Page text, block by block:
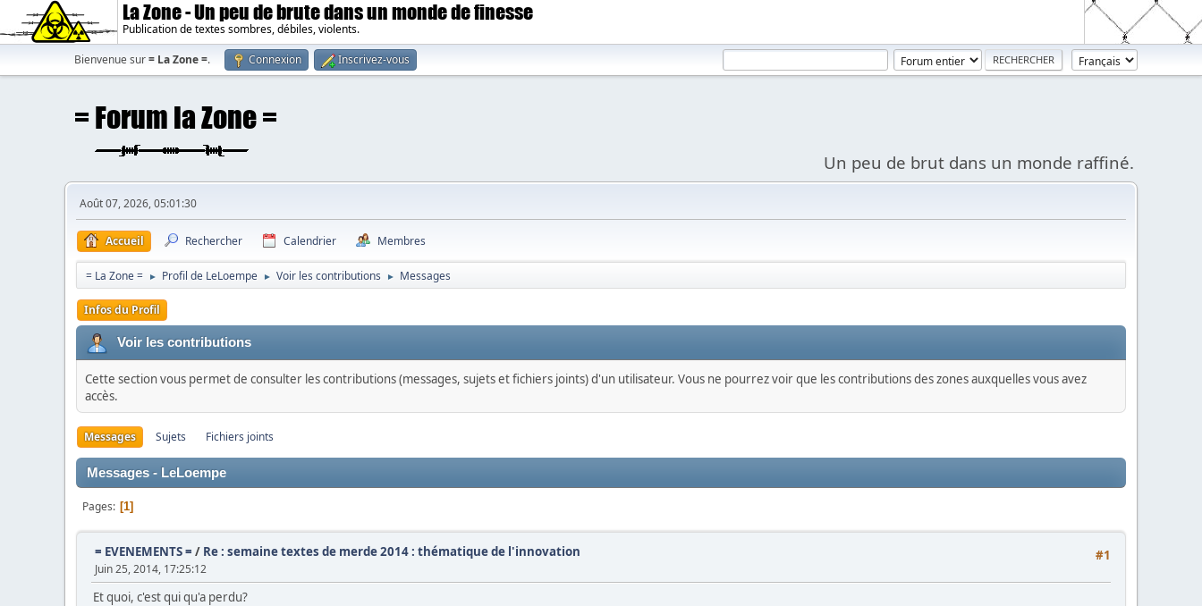
La Zone - Un peu de brute dans un monde de finesse
Publication de textes sombres, débiles, violents.
Bienvenue sur= La Zone =. Connexion Inscrivez-vous
Un peu de brut dans un monde raffiné.
Août 07, 2026, 05:01:30
Accueil Rechercher Calendrier Membres
= La Zone = ► Profil de LeLoempe ► Voir les contributions ► Messages
Infos du Profil
Voir les contributions
Cette section vous permet de consulter les contributions (messages, sujets et fichiers joints) d'un utilisateur. Vous ne pourrez voir que les contributions des zones auxquelles vous avez
accès.
Messages Sujets Fichiers joints
Messages - LeLoempe
Pages 1
#1
= EVENEMENTS = / Re : semaine textes de merde 2014 : thématique de l'innovation
Juin 25, 2014, 17:25:12
Et quoi, c'est qui qu'a perdu?